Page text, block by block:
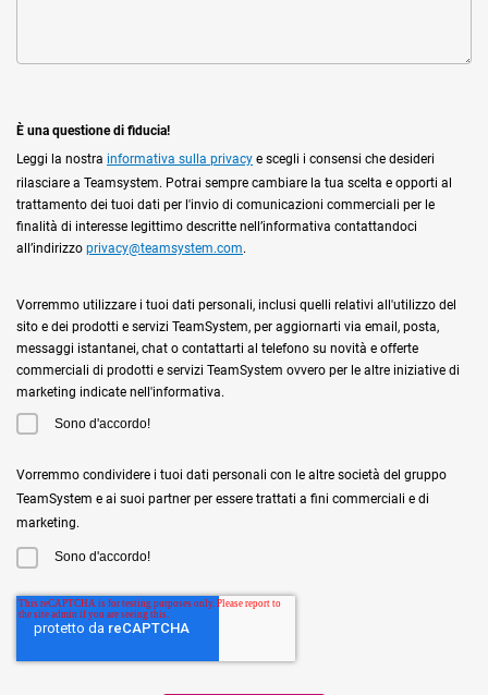
È una questione di fiducia!
Leggi la nostra informativa sulla privacy e scegli i consensi che desideri
rilasciare a Teamsystem. Potrai sempre cambiare la tua scelta e opporti al
trattamento dei tuoi dati per l'invio di comunicazioni commerciali per le
finalità di interesse legittimo descritte nell’informativa contattandoci
all’indirizzo privacy@teamsystem.com.
Vorremmo utilizzare i tuoi dati personali, inclusi quelli relativi all'utilizzo del
sito e dei prodotti e servizi TeamSystem, per aggiornarti via email, posta,
messaggi istantanei, chat o contattarti al telefono su novità e offerte
commerciali di prodotti e servizi TeamSystem ovvero per le altre iniziative di
marketing indicate nell'informativa.
Sono d'accordo!
Vorremmo condividere i tuoi dati personali con le altre società del gruppo
TeamSystem e ai suoi partner per essere trattati a fini commerciali e di
marketing.
Sono d'accordo!